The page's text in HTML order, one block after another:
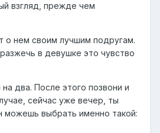
взгляд, прежде чем
о нем своим лучшим подругам.
в девушке это чувство
два. После этого позвони и
сейчас уже вечер, ты
можешь выбрать именно такой: